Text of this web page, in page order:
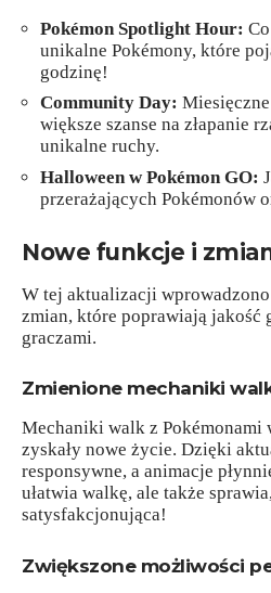
Pokémon Spotlight Hour:
unikalne Pokémony, które
godzinę!
Community Day:
większe szanse na złapanie
unikalne ruchy.
Halloween w Pokémon GO:
przerażających Pokémonów
Nowe funkcje i
W tej aktualizacji
zmian, które poprawiają
graczami.
Zmienione mechaniki
Mechaniki walk z Pokémonami
zyskały nowe życie. Dzięki
responsywne, a animacje
ułatwia walkę, ale także
satysfakcjonująca!
Zwiększone możliwości